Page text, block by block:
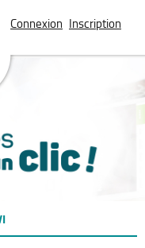
Connexion Inscription